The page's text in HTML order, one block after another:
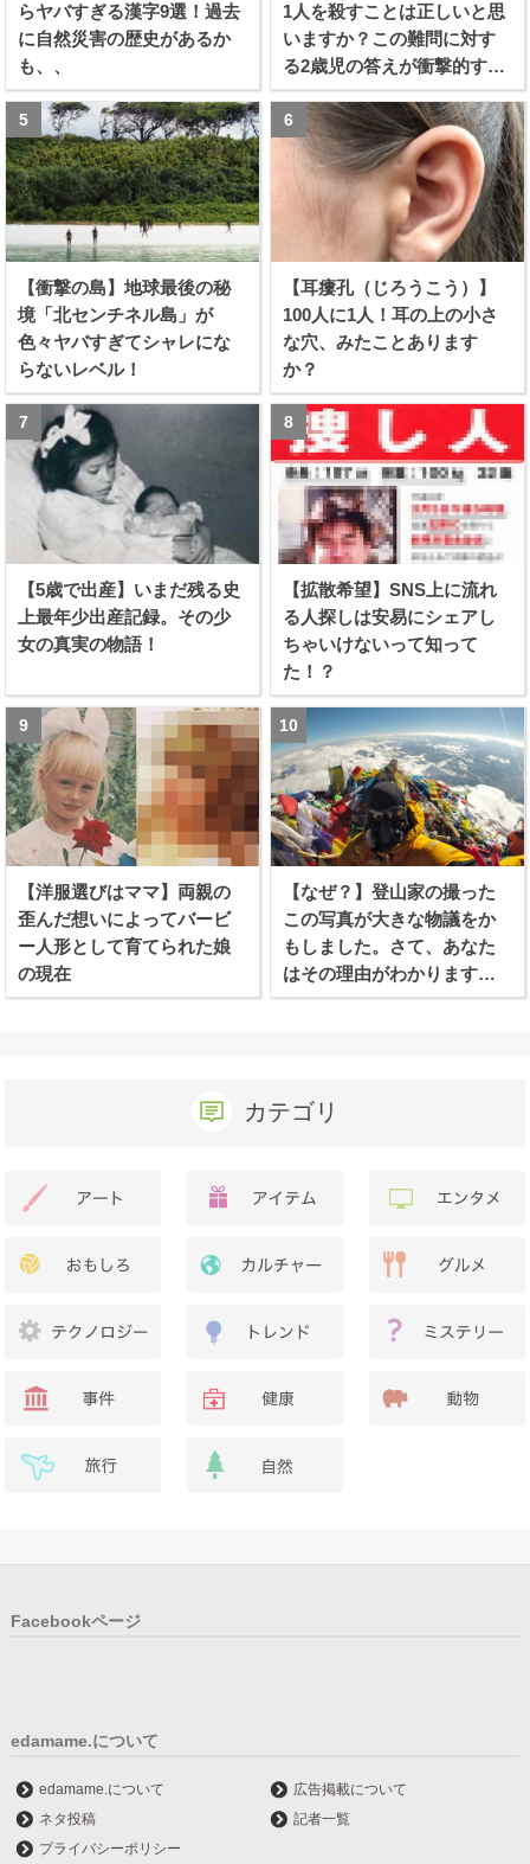
らヤバすぎる漢字9選！過去
に自然災害の歴史があるか
も、、
1人を殺すことは正しいと思
いますか？この難問に対す
る2歳児の答えが衝撃的すぎ
る！！
【衝撃の島】地球最後の秘
境「北センチネル島」が
色々ヤバすぎてシャレにな
らないレベル！
【耳瘻孔（じろうこう）】
100人に1人！耳の上の小さ
な穴、みたことあります
か？
【5歳で出産】いまだ残る史
上最年少出産記録。その少
女の真実の物語！
【拡散希望】SNS上に流れ
る人探しは安易にシェアし
ちゃいけないって知って
た！？
【洋服選びはママ】両親の
歪んだ想いによってバービ
ー人形として育てられた娘
の現在
【なぜ？】登山家の撮った
この写真が大きな物議をか
もしました。さて、あなた
はその理由がわかります
か？
カテゴリ
Facebookページ
edamame.について
edamame.について
広告掲載について
ネタ投稿
記者一覧
プライバシーポリシー